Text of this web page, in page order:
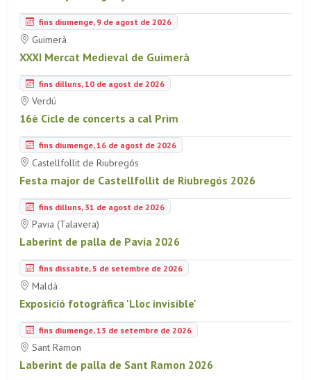
fins diumenge, 9 de agost de 2026
Guimerà
XXXI Mercat Medieval de Guimerà
fins dilluns, 10 de agost de 2026
Verdú
16è Cicle de concerts a cal Prim
fins diumenge, 16 de agost de 2026
Castellfollit de Riubregós
Festa major de Castellfollit de Riubregós 2026
fins dilluns, 31 de agost de 2026
Pavia (Talavera)
Laberint de palla de Pavia 2026
fins dissabte, 5 de setembre de 2026
Maldà
Exposició fotogràfica 'Lloc invisible'
fins diumenge, 13 de setembre de 2026
Sant Ramon
Laberint de palla de Sant Ramon 2026